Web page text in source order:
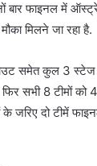
बार फाइनल में
मिलने जा रहा है.
समेत कुल 3 स्टेज
सभी 8 टीमों को
जरिए दो टीमें